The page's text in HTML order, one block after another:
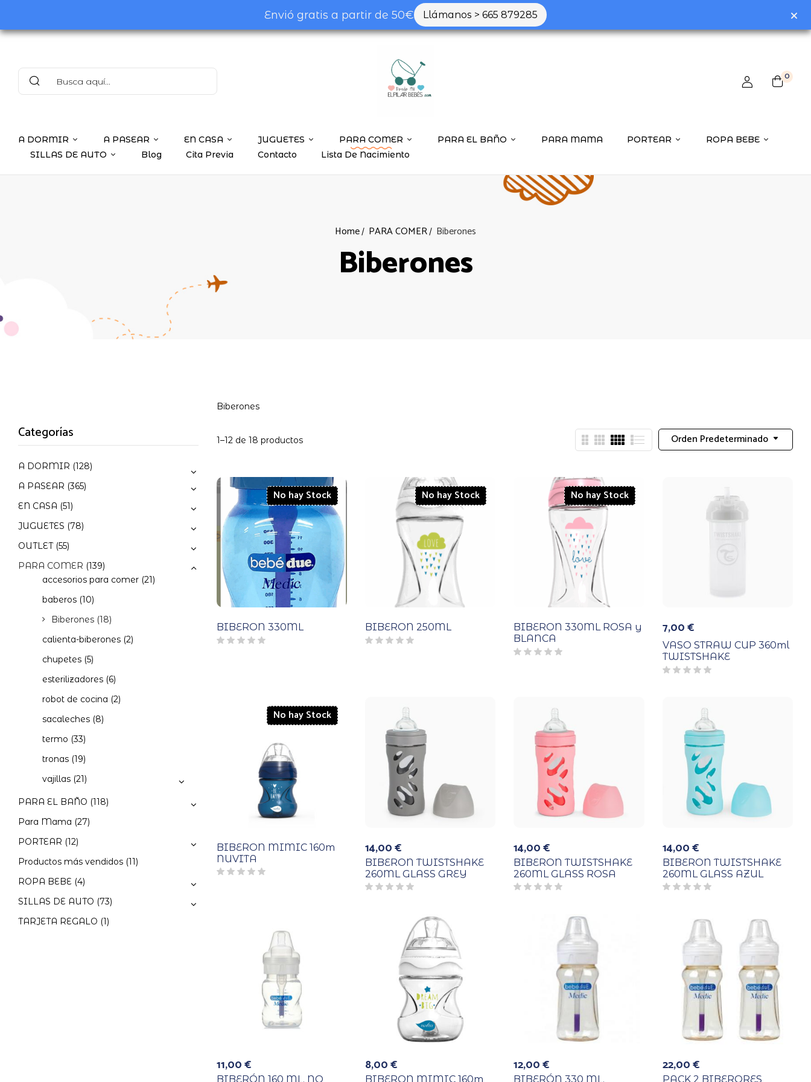
Envió gratis a partir de 50€ Llámanos > 665 879285
0
A DORMIR A PASEAR EN CASA JUGUETES PARA COMER PARA EL BAÑO PARA MAMA PORTEAR
ROPA BEBE
SILLAS DE AUTO
Blog Cita Previa Contacto Lista De Nacimiento
Home PARA COMER Biberones
Biberones
Categorías
A DORMIR (128)
A PASEAR (365)
EN CASA (51)
JUGUETES (78)
OUTLET (55)
PARA COMER (139)
accesorios para comer (21)
baberos (10)
Biberones (18)
calienta-biberones (2)
chupetes (5)
esterilizadores (6)
robot de cocina (2)
sacaleches (8)
termo (33)
tronas (19)
vajillas (21)
PARA EL BAÑO (118)
Para Mama (27)
PORTEAR (12)
Productos más vendidos (11)
ROPA BEBE (4)
SILLAS DE AUTO (73)
TARJETA REGALO (1)
Biberones
Orden Predeterminado
1–12 de 18 productos
No hay Stock
BIBERON 330ML
No hay Stock
BIBERON 250ML
No hay Stock
BIBERON 330ML ROSA y
BLANCA
7,00€
VASO STRAW CUP 360ml
TWISTSHAKE
No hay Stock
BIBERON MIMIC 160m
NUVITA
14,00€
BIBERON TWISTSHAKE
260ML GLASS GREY
14,00€
BIBERON TWISTSHAKE
260ML GLASS ROSA
14,00€
BIBERON TWISTSHAKE
260ML GLASS AZUL
11,00€
BIBERÓN 160 ML. NO
8,00€
BIBERON MIMIC 160m
12,00€
BIBERÓN 330 ML.
22,00€
PACK 2 BIBERORES